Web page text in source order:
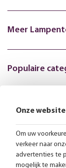
Meer
Populaire
Volg ons
Gratis
Onze
Om uw
verkeer naar
advertenties te
mogelijk te